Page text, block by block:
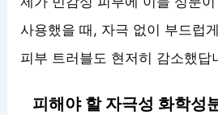
사용했을 때, 자극 없이 부드럽
피부 트러블도 현저히 감소했답
피해야 할 자극성 화학성